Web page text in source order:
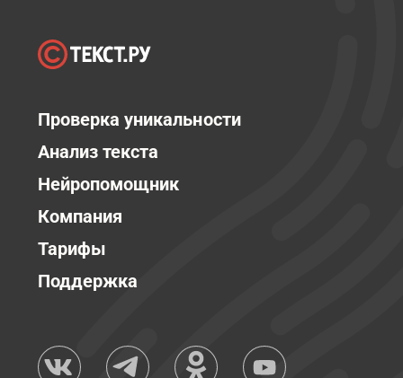
Проверка уникальности
Анализ текста
Нейропомощник
Компания
Тарифы
Поддержка